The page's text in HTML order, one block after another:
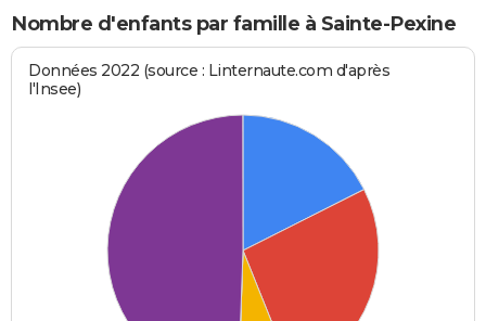
Nombre d'enfants par famille à Sainte-Pexine
Données 2022 (source : Linternaute.com d'après
l'Insee)